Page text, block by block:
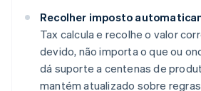
Recolher imposto
Tax calcula e recolhe o valor
devido, não importa o que ou
dá suporte a centenas de
mantém atualizado sobre